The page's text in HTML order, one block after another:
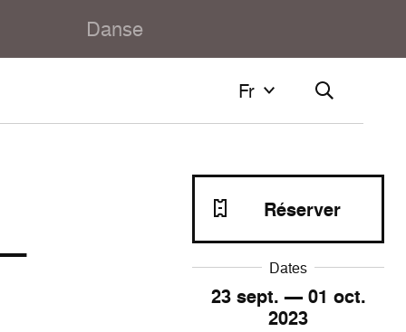
Danse
Fr
Fr
Dates
23sept. — 01 oct.
2023
Réserver